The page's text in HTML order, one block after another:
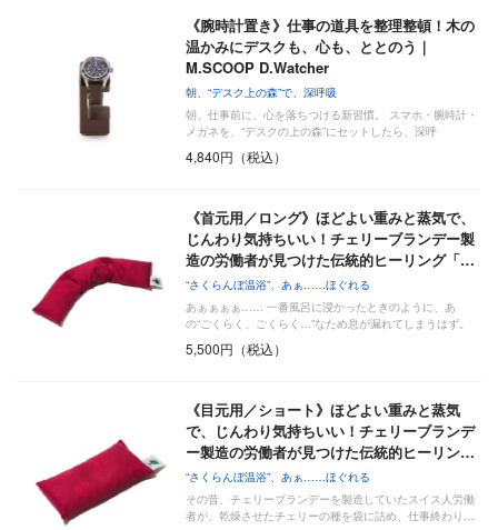
《腕時計置き》仕事の道具を整理整頓！木の
温かみにデスクも、心も、ととのう｜
M.SCOOP D.Watcher
朝、“デスク上の森”で、深呼吸
朝、仕事前に、心を落ちつける新習慣。 スマホ・腕時計・
メガネを、“デスクの上の森”にセットしたら、深呼
吸………
4,840円（税込）
《首元用／ロング》ほどよい重みと蒸気で、
じんわり気持ちいい！チェリーブランデー製
造の労働者が見つけた伝統的ヒーリング「…
“さくらんぼ温浴”、あぁ……ほぐれる
あぁぁぁぁ…… 一番風呂に浸かったときのように、あ
の“ごくらく、ごくらく…”なため息が漏れてしまうはず。
5,500円（税込）
《目元用／ショート》ほどよい重みと蒸気
で、じんわり気持ちいい！チェリーブランデ
ー製造の労働者が見つけた伝統的ヒーリン…
“さくらんぼ温浴”、あぁ……ほぐれる
その昔、チェリーブランデーを製造していたスイス人労働
者が、乾燥させたチェリーの種を袋に詰め、仕事終わり…